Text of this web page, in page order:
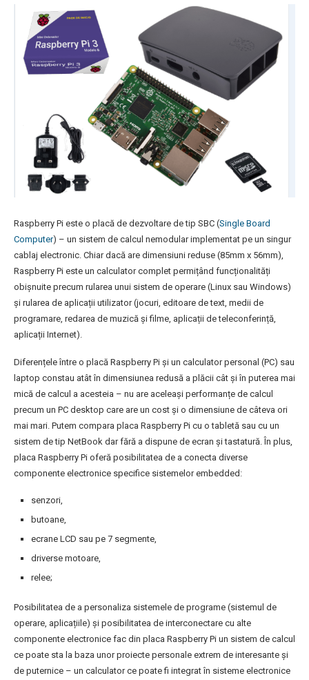
Raspberry Pi este o placă de dezvoltare de tip SBC (Single Board
Computer) – un sistem de calcul nemodular implementat pe un singur
cablaj electronic. Chiar dacă are dimensiuni reduse (85mm x 56mm),
Raspberry Pi este un calculator complet permițând funcționalități
obișnuite precum rularea unui sistem de operare (Linux sau Windows)
și rularea de aplicații utilizator (jocuri, editoare de text, medii de
programare, redarea de muzică și filme, aplicații de teleconferință,
aplicații Internet).
Diferențele între o placă Raspberry Pi și un calculator personal (PC) sau
laptop constau atât în dimensiunea redusă a plăcii cât și în puterea mai
mică de calcul a acesteia – nu are aceleași performanțe de calcul
precum un PC desktop care are un cost și o dimensiune de câteva ori
mai mari. Putem compara placa Raspberry Pi cu o tabletă sau cu un
sistem de tip NetBook dar fără a dispune de ecran și tastatură. În plus,
placa Raspberry Pi oferă posibilitatea de a conecta diverse
componente electronice specifice sistemelor embedded:
senzori,
butoane,
ecrane LCD sau pe 7 segmente,
driverse motoare,
relee;
Posibilitatea de a personaliza sistemele de programe (sistemul de
operare, aplicațiile) și posibilitatea de interconectare cu alte
componente electronice fac din placa Raspberry Pi un sistem de calcul
ce poate sta la baza unor proiecte personale extrem de interesante și
de puternice – un calculator ce poate fi integrat în sisteme electronice